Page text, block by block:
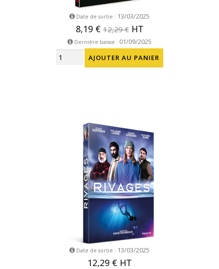
Date de sortie : 13/03/2025
8,19 €12,29 €HT
Dernière baisse : 01/09/2025
Date de sortie : 13/03/2025
12,29 € HT